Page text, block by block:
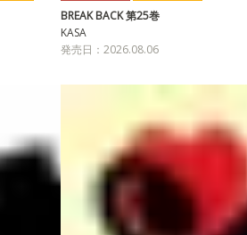
BREAK BACK 第25巻
KASA
発売日：2026.08.06